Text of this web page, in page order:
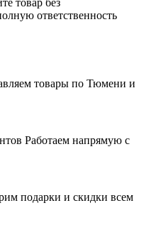
товар без
ответственность
товары по Тюмени и
Работаем напрямую с
подарки и скидки всем